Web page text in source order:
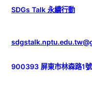
SDGs Talk 永續行動
900393 屏東市林森路1號